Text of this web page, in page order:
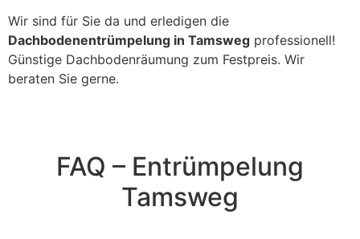
Wir sind für Sie da und erledigen die
Dachbodenentrümpelung in Tamsweg professionell!
Günstige Dachbodenräumung zum Festpreis. Wir
beraten Sie gerne.
FAQ – Entrümpelung
Tamsweg